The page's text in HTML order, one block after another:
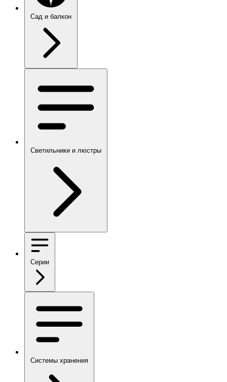
Сад и балкон
Светильники и люстры
Серии
Системы хранения